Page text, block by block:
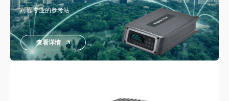
可靠专业的参考站
查看详情